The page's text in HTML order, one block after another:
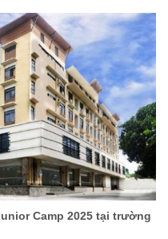
Camp 2025 tại trường